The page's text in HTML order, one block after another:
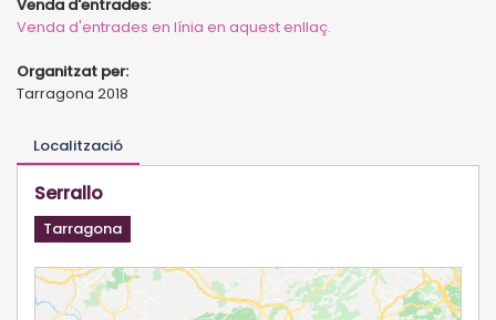
Venda d'entrades:
Venda d'entrades en línia en aquest enllaç.
Organitzat per:
Tarragona 2018
Localització
Serrallo
Tarragona